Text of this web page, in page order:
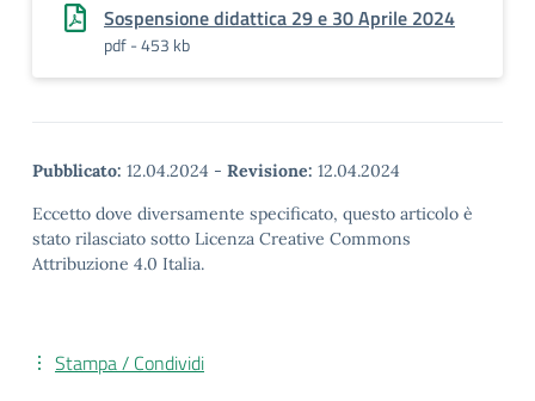
Sospensione didattica 29 e 30 Aprile 2024
pdf - 453 kb
Pubblicato: 12.04.2024 - Revisione: 12.04.2024
Eccetto dove diversamente specificato, questo articolo è
stato rilasciato sotto Licenza Creative Commons
Attribuzione 4.0 Italia.
Stampa / Condividi